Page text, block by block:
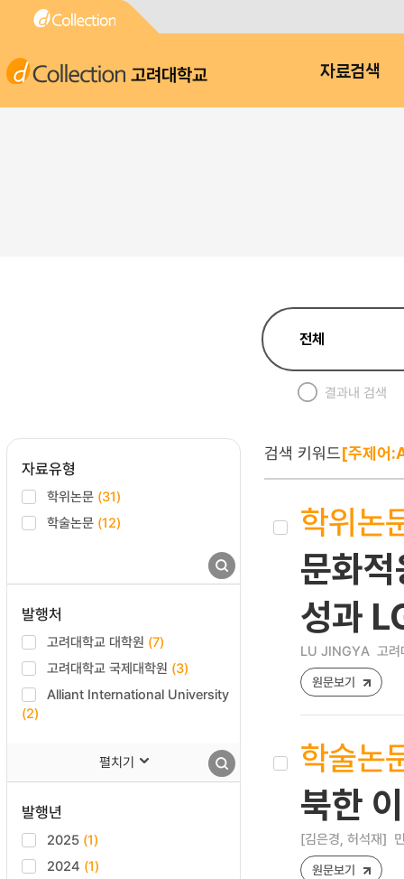
고려대학교 자료검색
결과내 검색
자료유형
학위논문 (31)
학술논문 (12)
발행처
고려대학교 대학원 (7)
고려대학교 국제대학원 (3)
Alliant International University
(2)
펼치기
발행년
2025 (1)
2024 (1)
검색 키워드[주제
학위논
문화
성과
LU JINGYA 고
원문보기
학술논
북한
[김은경, 허석재]
원문보기